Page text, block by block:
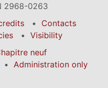
2968-0263
Contacts
Visibility
neuf
Administration only